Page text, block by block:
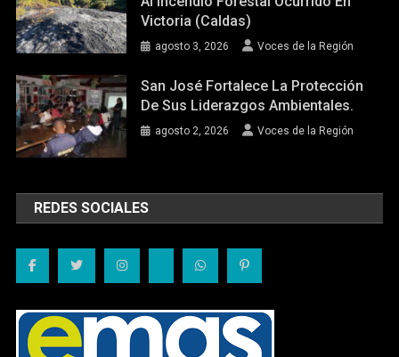
Victoria (Caldas)
agosto 3, 2026 Voces de la Región
San José Fortalece La Protección
De Sus Liderazgos Ambientales.
agosto 2, 2026 Voces de la Región
REDES SOCIALES